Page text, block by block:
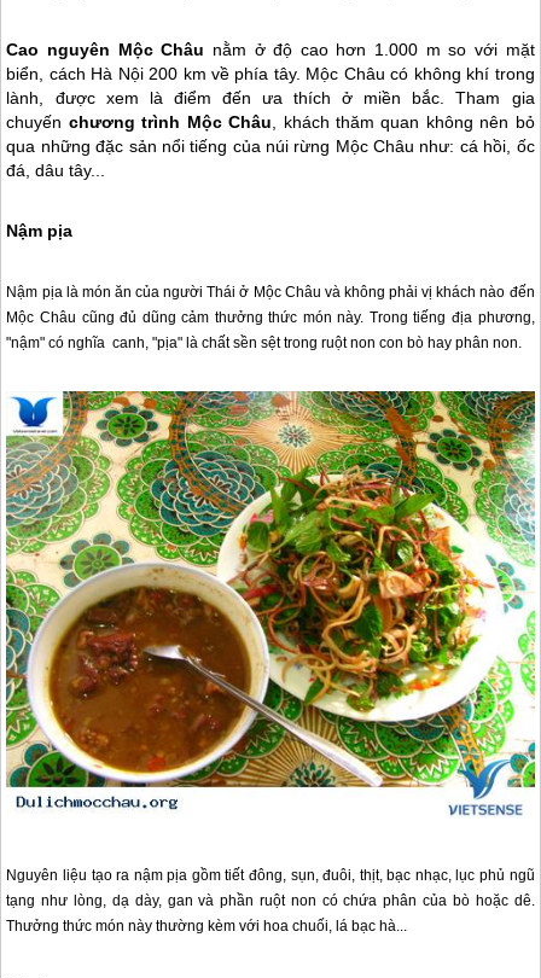
Cao nguyên Mộc Châu nằm ở độ cao hơn 1.000 m so với mặt
biển, cách Hà Nội 200 km về phía tây. Mộc Châu có không khí trong
lành, được xem là điểm đến ưa thích ở miền bắc. Tham gia
chuyến chương trình Mộc Châu, khách thăm quan không nên bỏ
qua những đặc sản nổi tiếng của núi rừng Mộc Châu như: cá hồi, ốc
đá, dâu tây...
Nậm pịa
Nậm pịa là món ăn của người Thái ở Mộc Châu và không phải vị khách nào đến
Mộc Châu cũng đủ dũng cảm thưởng thức món này. Trong tiếng địa phương,
"nậm" có nghĩa canh, "pịa" là chất sền sệt trong ruột non con bò hay phân non.
Nguyên liệu tạo ra nậm pịa gồm tiết đông, sụn, đuôi, thịt, bạc nhạc, lục phủ ngũ
tạng như lòng, dạ dày, gan và phần ruột non có chứa phân của bò hoặc dê.
Thưởng thức món này thường kèm với hoa chuối, lá bạc hà...